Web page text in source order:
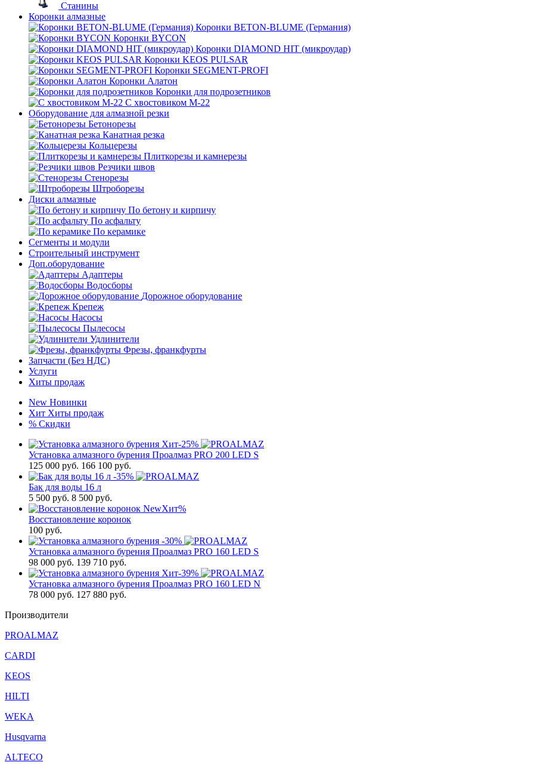
Станины
Коронки алмазные
Коронки BETON-BLUME (Германия)
Коронки BYCON
Коронки DIAMOND HIT (микроудар)
Коронки KEOS PULSAR
Коронки SEGMENT-PROFI
Коронки Алатон
Коронки для подрозетников
С хвостовиком М-22
Оборудование для алмазной резки
Бетонорезы
Канатная резка
Кольцерезы
Плиткорезы и камнерезы
Резчики швов
Стенорезы
Штроборезы
Диски алмазные
По бетону и кирпичу
По асфальту
По керамике
Сегменты и модули
Строительный инструмент
Доп.оборудование
Адаптеры
Водосборы
Дорожное оборудование
Крепеж
Насосы
Пылесосы
Удлинители
Фрезы, франкфурты
Запчасти (Без НДС)
Услуги
Хиты продаж
New Новинки
Хит Хиты продаж
% Скидки
Хит-25%
Установка алмазного бурения Проалмаз PRO 200 LED S
125 000 руб. 166 100 руб.
-35%
Бак для воды 16 л
5 500 руб. 8 500 руб.
NewХит%
Восстановление коронок
100 руб.
-30%
Установка алмазного бурения Проалмаз PRO 160 LED S
98 000 руб. 139 710 руб.
Хит-39%
Установка алмазного бурения Проалмаз PRO 160 LED N
78 000 руб. 127 880 руб.
Производители
PROALMAZ
CARDI
KEOS
HILTI
WEKA
Husqvarna
ALTECO